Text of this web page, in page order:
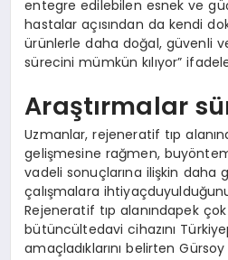
entegre edilebilen esnek ve
hastalar açısından da kendi
ürünlerle daha doğal, güvenli
sürecini mümkün kılıyor”
Araştırmalar
Uzmanlar, rejeneratif tıp
gelişmesine rağmen,
vadeli sonuçlarına ilişkin daha
çalışmalara
Rejeneratif tıp alanındapek
bütüncültedavi cihazını
amaçladıklarını belirten Gürsoy